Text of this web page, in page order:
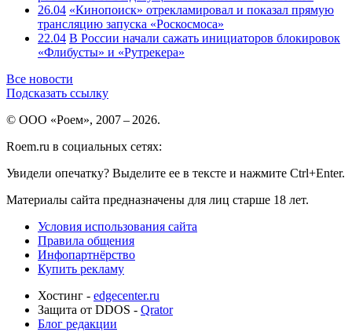
26.04 «Кинопоиск» отрекламировал и показал прямую
трансляцию запуска «Роскосмоса»
22.04 В России начали сажать инициаторов блокировок
«Флибусты» и «Рутрекера»
Все новости
Подсказать ссылку
© ООО «Роем», 2007 – 2026.
Roem.ru в социальных сетях:
Увидели опечатку? Выделите ее в тексте и нажмите Ctrl+Enter.
Материалы сайта предназначены для лиц старше 18 лет.
Условия использования сайта
Правила общения
Инфопартнёрство
Купить рекламу
Хостинг - edgecenter.ru
Защита от DDOS - Qrator
Блог редакции